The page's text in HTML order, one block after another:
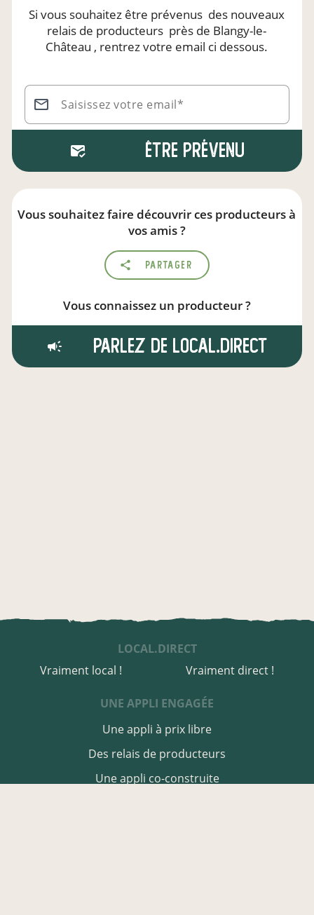
Si vous souhaitez être prévenus des nouveaux
relais de producteurs près de Blangy-le-
Château , rentrez votre email ci dessous.
Saisissez votre email*
Être prévenu
Vous souhaitez faire découvrir ces producteurs à
vos amis ?
Partager
Vous connaissez un producteur ?
Parlez de local.direct
LOCAL.DIRECT
Vraiment local !
Vraiment direct !
UNE APPLI ENGAGÉE
Une appli à prix libre
Des relais de producteurs
Une appli co-construite